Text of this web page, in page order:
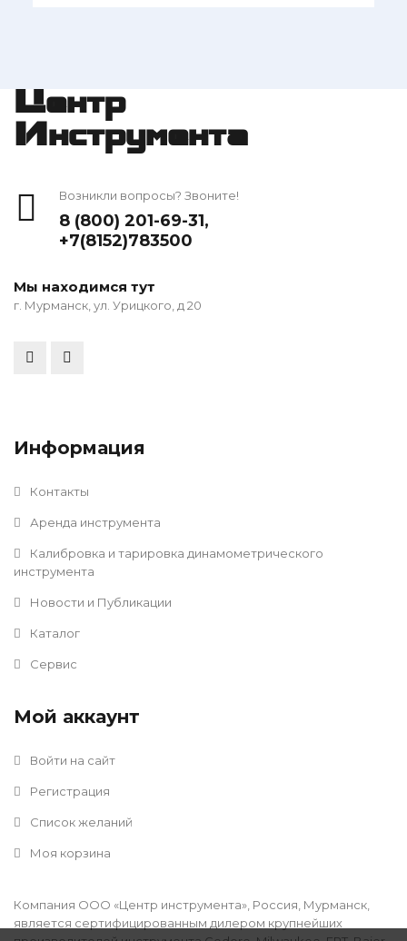
Центр
Инструмента
Возникли вопросы? Звоните!
8 (800) 201-69-31,
+7(8152)783500
Мы находимся тут
г. Мурманск, ул. Урицкого, д 20
Информация
Контакты
Аренда инструмента
Калибровка и тарировка динамометрического
инструмента
Новости и Публикации
Каталог
Сервис
Мой аккаунт
Войти на сайт
Регистрация
Список желаний
Моя корзина
Компания ООО «Центр инструмента», Россия, Мурманск,
является сертифицированным дилером крупнейших